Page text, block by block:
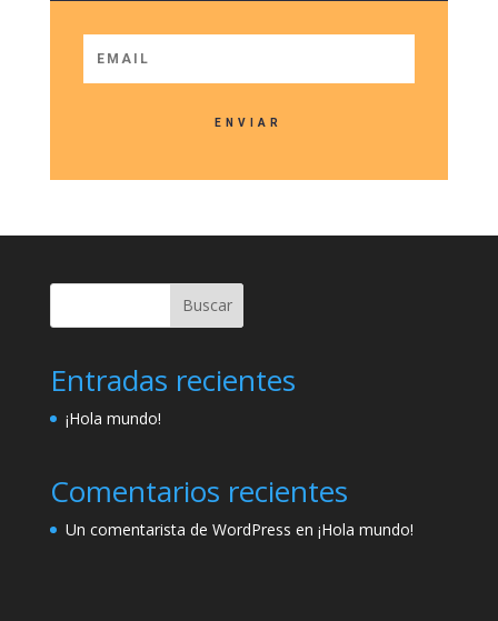
ENVIAR
Buscar
Entradas recientes
¡Hola mundo!
Comentarios recientes
Un comentarista de WordPress en ¡Hola mundo!